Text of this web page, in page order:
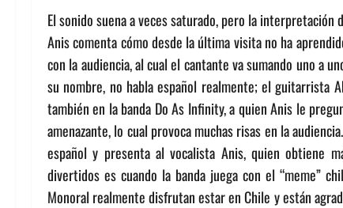
El sonido suena a veces saturado, pero la interpretación
Anis comenta cómo desde la última visita no ha
con la audiencia, al cual el cantante va sumando uno a
su nombre, no habla español realmente; el guitarrista
también en la banda Do As Infinity, a quien Anis le
amenazante, lo cual provoca muchas risas en la
español y presenta al vocalista Anis, quien obtiene
divertidos es cuando la banda juega con el “meme”
Monoral realmente disfrutan estar en Chile y están